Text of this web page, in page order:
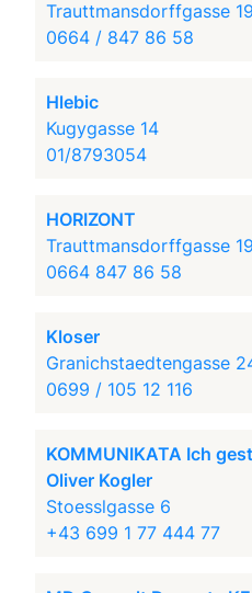
Trauttmansdorffgasse
0664 / 847 86 58
Hlebic
Kugygasse 14
01/8793054
HORIZONT
Trauttmansdorffgasse
0664 847 86 58
Kloser
Granichstaedtengasse
0699 / 105 12 116
KOMMUNIKATA Ich
Oliver Kogler
Stoesslgasse 6
+43 699 1 77 444 77